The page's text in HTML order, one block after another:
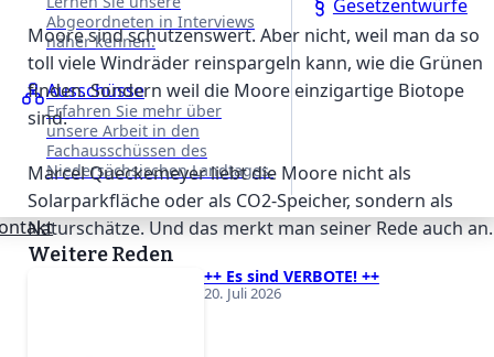
Abgeordneten in Interviews
näher kennen.
Ausschüsse
Erfahren Sie mehr über
unsere Arbeit in den
Fachausschüssen des
Niedersächsischen Landtages.
Gesetzentwürfe
Moore sind schützenswert. Aber nicht, weil man da so
toll viele Windräder reinspargeln kann, wie die Grünen
finden. Sondern weil die Moore einzigartige Biotope
sind.
Marcel Queckemeyer liebt die Moore nicht als
Solarparkfläche oder als CO2-Speicher, sondern als
Naturschätze. Und das merkt man seiner Rede auch an.
Weitere Reden
++ Es sind VERBOTE! ++
20. Juli 2026